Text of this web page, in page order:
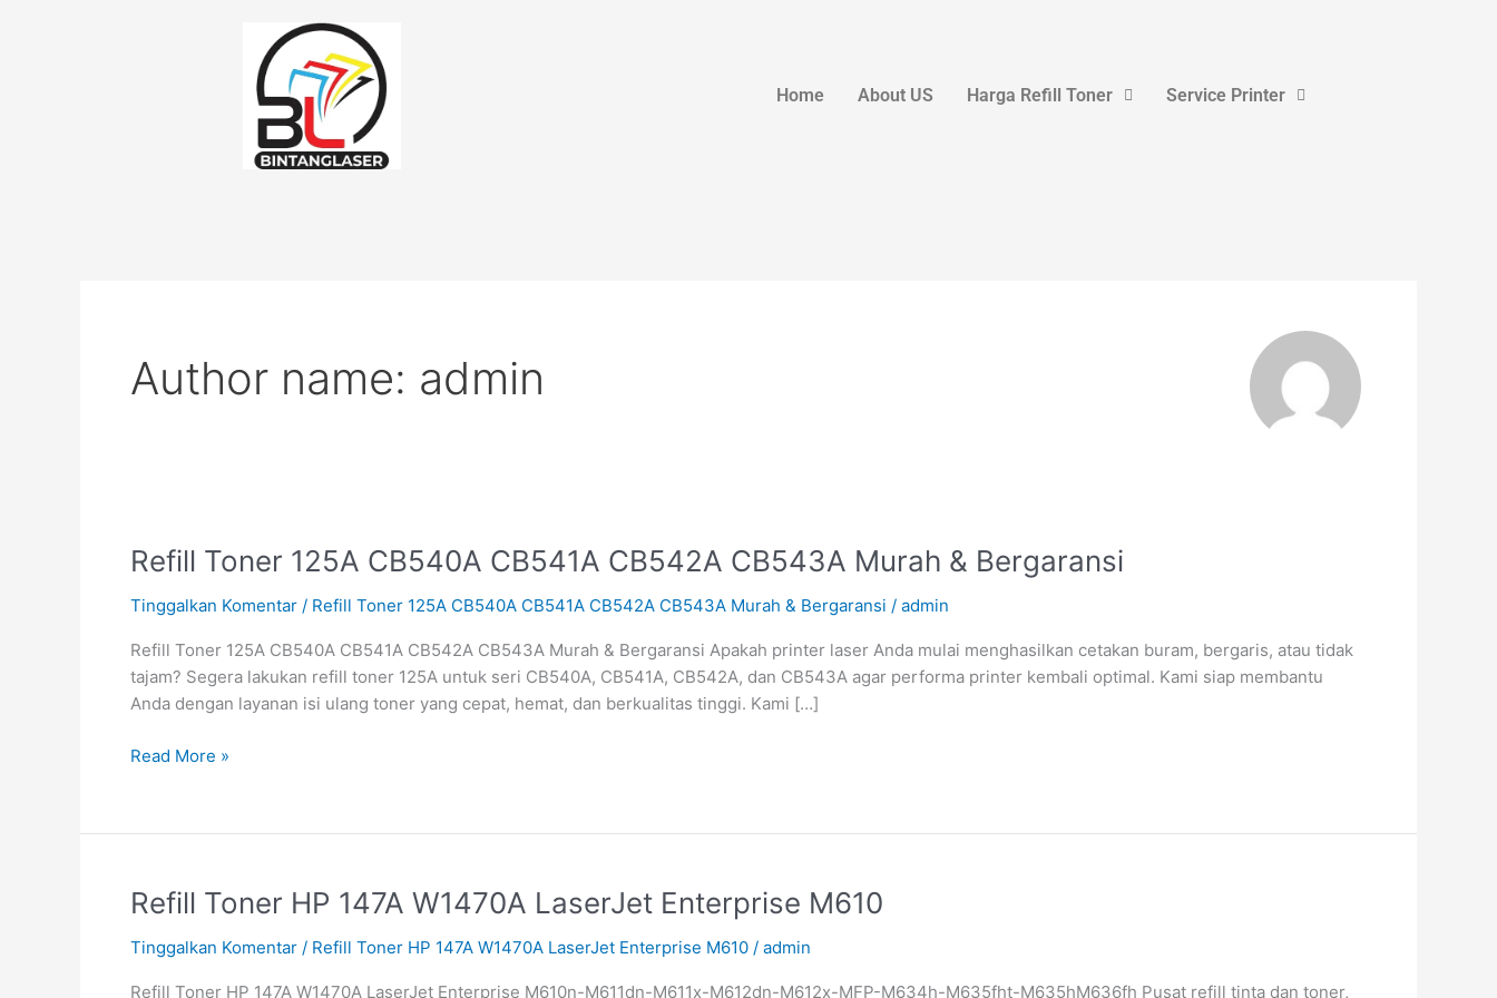
Home
About US Harga Refill Toner Service Printer
Author name: admin
Refill Toner 125A CB540A CB541A CB542A CB543A Murah & Bergaransi
Tinggalkan Komentar / Refill Toner 125A CB540A CB541A CB542A CB543A Murah & Bergaransi / admin
Refill Toner 125A CB540A CB541A CB542A CB543A Murah & Bergaransi Apakah printer laser Anda mulai menghasilkan cetakan buram, bergaris, atau tidak
tajam? Segera lakukan refill toner 125A untuk seri CB540A, CB541A, CB542A, dan CB543A agar performa printer kembali optimal. Kami siap membantu
Anda dengan layanan isi ulang toner yang cepat, hemat, dan berkualitas tinggi. Kami […]
Refill
125A
CB541A
CB542A
CB543A
&
Read More »
Refill Toner HP 147A W1470A LaserJet Enterprise M610
Tinggalkan Komentar / Refill Toner HP 147A W1470A LaserJet Enterprise M610 / admin
Refill Toner HP 147A W1470A LaserJet Enterprise M610n-M611dn-M611x-M612dn-M612x-MFP-M634h-M635fht-M635hM636fh Pusat refill tinta dan toner,
Refill
HP